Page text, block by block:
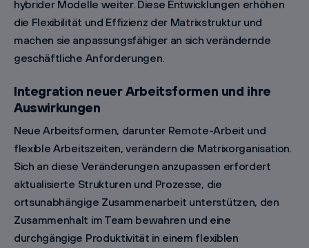
hybrider Modelle weiter. Diese Entwicklungen erhöhen
die Flexibilität und Effizienz der Matrixstruktur und
machen sie anpassungsfähiger an sich verändernde
geschäftliche Anforderungen.
Integration neuer Arbeitsformen und ihre
Auswirkungen
Neue Arbeitsformen, darunter Remote-Arbeit und
flexible Arbeitszeiten, verändern die Matrixorganisation.
Sich an diese Veränderungen anzupassen erfordert
aktualisierte Strukturen und Prozesse, die
ortsunabhängige Zusammenarbeit unterstützen, den
Zusammenhalt im Team bewahren und eine
durchgängige Produktivität in einem flexiblen